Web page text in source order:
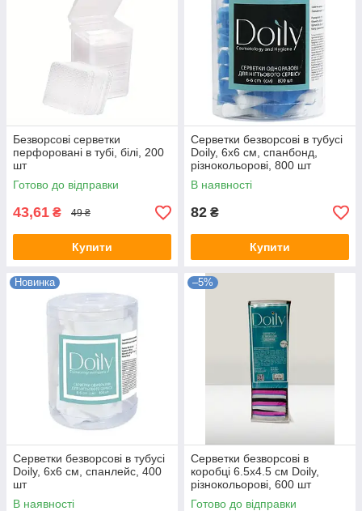
Безворсові серветки
перфоровані в тубі, білі, 200
шт
Готово до відправки
43,61 ₴ 49 ₴
Купити
Серветки безворсові в тубусі
Doily, 6х6 см, спанбонд,
різнокольорові, 800 шт
В наявності
82 ₴
Купити
Новинка
Серветки безворсові в тубусі
Doily, 6х6 см, спанлейс, 400
шт
В наявності
–5%
Серветки безворсові в
коробці 6.5х4.5 см Doily,
різнокольорові, 600 шт
Готово до відправки